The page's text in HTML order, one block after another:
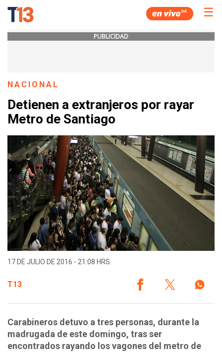
☰
PUBLICIDAD
NACIONAL
Detienen a extranjeros por rayar
Metro de Santiago
17 DE JULIO DE 2016 - 21:08 HRS.
T13
Carabineros detuvo a tres personas, durante la
madrugada de este domingo, tras ser
encontrados rayando los vagones del metro de